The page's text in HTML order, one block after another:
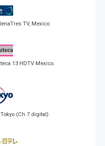
TV, Mexico
13 HDTV Mexico.
(Ch 7 digital)